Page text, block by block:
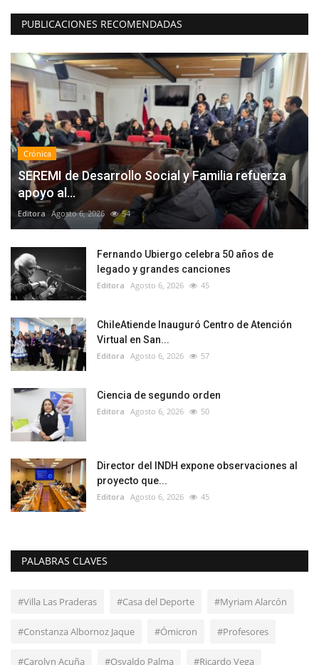
PUBLICACIONES RECOMENDADAS
Crónica
SEREMI de Desarrollo Social y Familia refuerza
apoyo al...
Editora Agosto 6, 2026 54
Fernando Ubiergo celebra 50 años de
legado y grandes canciones
Editora Agosto 6, 2026 45
ChileAtiende Inauguró Centro de Atención
Virtual en San...
Editora Agosto 6, 2026 57
Ciencia de segundo orden
Editora Agosto 6, 2026 50
Director del INDH expone observaciones al
proyecto que...
Editora Agosto 6, 2026 45
PALABRAS CLAVES
#Villa Las Praderas #Casa del Deporte #Myriam Alarcón
#Constanza Albornoz Jaque #Ómicron #Profesores
#Carolyn Acuña #Osvaldo Palma #Ricardo Vega